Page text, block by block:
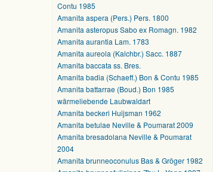
Contu 1985
Amanita aspera (Pers.) Pers. 1800
Amanita asteropus Sabo ex Romagn. 1982
Amanita aurantia Lam. 1783
Amanita aureola (Kalchbr.) Sacc. 1887
Amanita baccata ss. Bres.
Amanita badia (Schaeff.) Bon & Contu 1985
Amanita battarrae (Boud.) Bon 1985
wärmeliebende Laubwaldart
Amanita beckeri Huijsman 1962
Amanita betulae Neville & Poumarat 2009
Amanita bresadolana Neville & Poumarat
2004
Amanita brunneoconulus Bas & Gröger 1982